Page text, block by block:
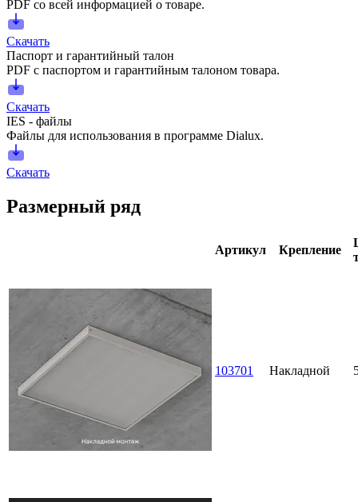
PDF со всей информацией о товаре.
Скачать
Паспорт и гарантийный талон
PDF с паспортом и гарантийным талоном товара.
Скачать
IES - файлы
Файлы для использования в программе Dialux.
Скачать
Размерный ряд
Артикул Крепление
103701 Накладной